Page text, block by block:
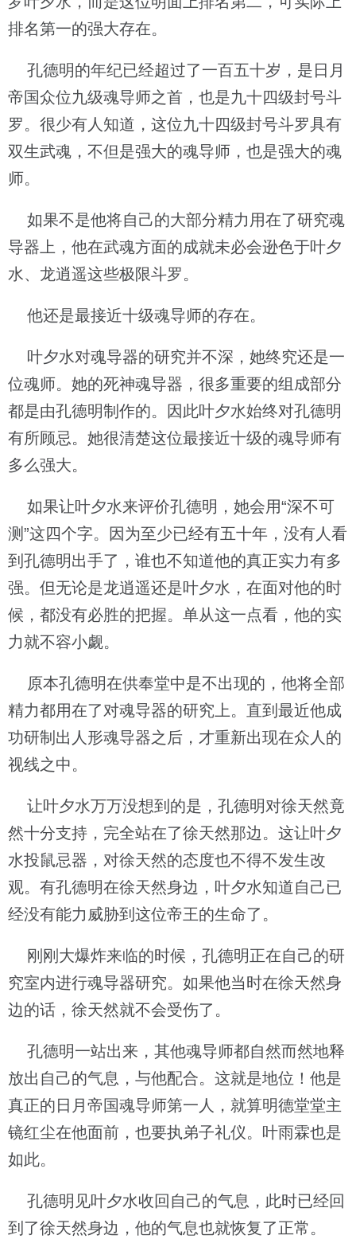
排名第一的强大存在。
孔德明的年纪已经超过了一百五十岁，是日月
帝国众位九级魂导师之首，也是九十四级封号斗
罗。很少有人知道，这位九十四级封号斗罗具有
双生武魂，不但是强大的魂导师，也是强大的魂
师。
如果不是他将自己的大部分精力用在了研究魂
导器上，他在武魂方面的成就未必会逊色于叶夕
水、龙逍遥这些极限斗罗。
他还是最接近十级魂导师的存在。
叶夕水对魂导器的研究并不深，她终究还是一
位魂师。她的死神魂导器，很多重要的组成部分
都是由孔德明制作的。因此叶夕水始终对孔德明
有所顾忌。她很清楚这位最接近十级的魂导师有
多么强大。
如果让叶夕水来评价孔德明，她会用“深不可
测”这四个字。因为至少已经有五十年，没有人看
到孔德明出手了，谁也不知道他的真正实力有多
强。但无论是龙逍遥还是叶夕水，在面对他的时
候，都没有必胜的把握。单从这一点看，他的实
力就不容小觑。
原本孔德明在供奉堂中是不出现的，他将全部
精力都用在了对魂导器的研究上。直到最近他成
功研制出人形魂导器之后，才重新出现在众人的
视线之中。
让叶夕水万万没想到的是，孔德明对徐天然竟
然十分支持，完全站在了徐天然那边。这让叶夕
水投鼠忌器，对徐天然的态度也不得不发生改
观。有孔德明在徐天然身边，叶夕水知道自己已
经没有能力威胁到这位帝王的生命了。
刚刚大爆炸来临的时候，孔德明正在自己的研
究室内进行魂导器研究。如果他当时在徐天然身
边的话，徐天然就不会受伤了。
孔德明一站出来，其他魂导师都自然而然地释
放出自己的气息，与他配合。这就是地位！他是
真正的日月帝国魂导师第一人，就算明德堂堂主
镜红尘在他面前，也要执弟子礼仪。叶雨霖也是
如此。
孔德明见叶夕水收回自己的气息，此时已经回
到了徐天然身边，他的气息也就恢复了正常。